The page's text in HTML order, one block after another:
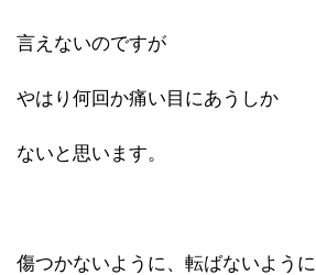
言えないのですが
やはり何回か痛い目にあうしか
ないと思います。
傷つかないように、転ばないように